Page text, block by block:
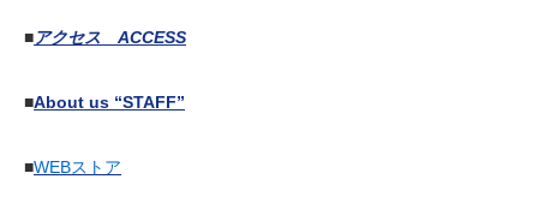
■アクセス ACCESS
■About us “STAFF”
■WEBストア